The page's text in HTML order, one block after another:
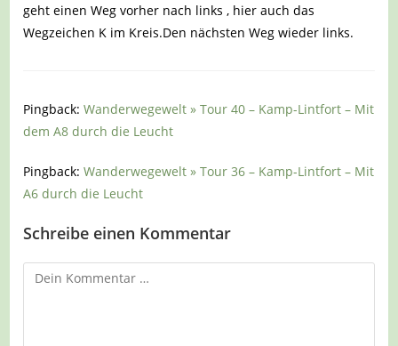
geht einen Weg vorher nach links , hier auch das
Wegzeichen K im Kreis.Den nächsten Weg wieder links.
Pingback:Wanderwegewelt » Tour 40 – Kamp-Lintfort – Mit
dem A8 durch die Leucht
Pingback:Wanderwegewelt » Tour 36 – Kamp-Lintfort – Mit
A6 durch die Leucht
Schreibe einen Kommentar
Kommentar